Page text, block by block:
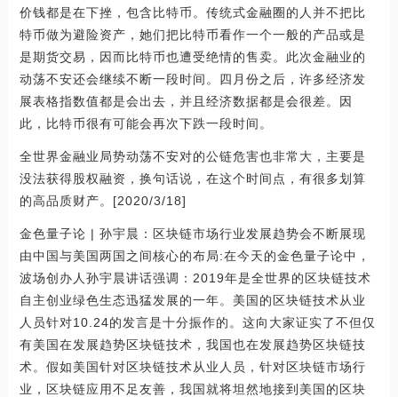
价钱都是在下挫，包含比特币。传统式金融圈的人并不把比
特币做为避险资产，她们把比特币看作一个一般的产品或是
是期货交易，因而比特币也遭受绝情的售卖。此次金融业的
动荡不安还会继续不断一段时间。四月份之后，许多经济发
展表格指数值都是会出去，并且经济数据都是会很差。因
此，比特币很有可能会再次下跌一段时间。
全世界金融业局势动荡不安对的公链危害也非常大，主要是
没法获得股权融资，换句话说，在这个时间点，有很多划算
的高品质财产。[2020/3/18]
金色量子论 | 孙宇晨：区块链市场行业发展趋势会不断展现
由中国与美国两国之间核心的布局:在今天的金色量子论中，
波场创办人孙宇晨讲话强调：2019年是全世界的区块链技术
自主创业绿色生态迅猛发展的一年。美国的区块链技术从业
人员针对10.24的发言是十分振作的。这向大家证实了不但仅
有美国在发展趋势区块链技术，我国也在发展趋势区块链技
术。假如美国针对区块链技术从业人员，针对区块链市场行
业，区块链应用不足友善，我国就将坦然地接到美国的区块